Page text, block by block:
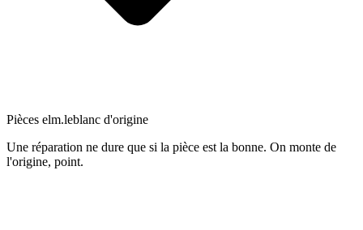
Pièces elm.leblanc d'origine
Une réparation ne dure que si la pièce est la bonne. On monte de
l'origine, point.